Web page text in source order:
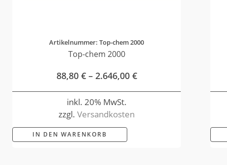
Artikelnummer: Top-chem 2000
Top-chem 2000
88,80 €– 2.646,00 €
inkl. 20% MwSt.
zzgl.Versandkosten
IN DEN WARENKORB